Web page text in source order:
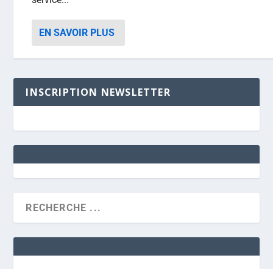
EN SAVOIR PLUS
INSCRIPTION NEWSLETTER